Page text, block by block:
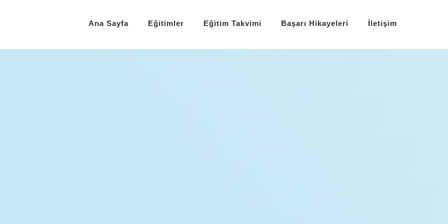
Ana Sayfa Eğitimler Eğitim Takvimi Başarı Hikayeleri İletişim